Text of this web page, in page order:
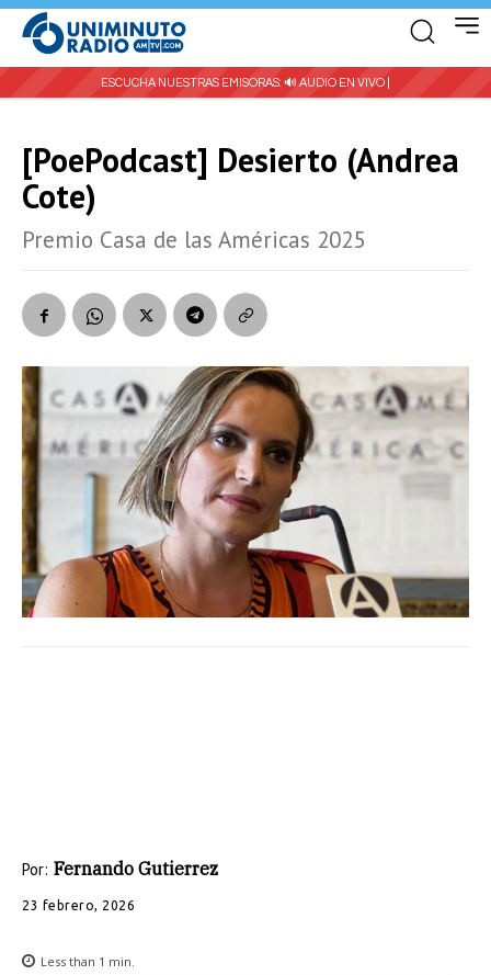
ESCUCHA NUESTRAS EMISORAS: 🔊 AUDIO EN VIVO |
[PoePodcast] Desierto (Andrea
Cote)
Premio Casa de las Américas 2025
Por: Fernando Gutierrez
23 febrero, 2026
Less than 1 min.